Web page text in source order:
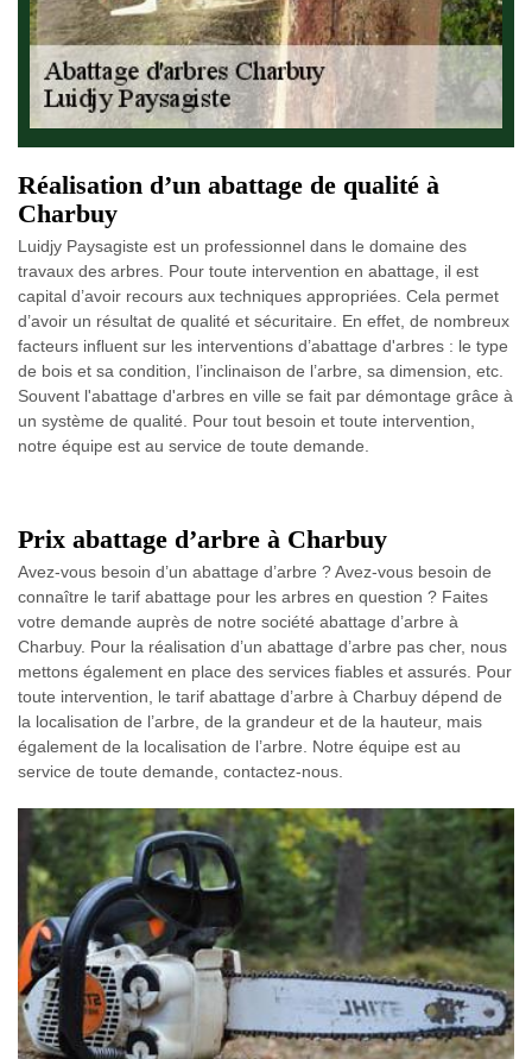
Réalisation d’un abattage de qualité à
Charbuy
Luidjy Paysagiste est un professionnel dans le domaine des
travaux des arbres. Pour toute intervention en abattage, il est
capital d’avoir recours aux techniques appropriées. Cela permet
d’avoir un résultat de qualité et sécuritaire. En effet, de nombreux
facteurs influent sur les interventions d’abattage d'arbres : le type
de bois et sa condition, l’inclinaison de l’arbre, sa dimension, etc.
Souvent l'abattage d'arbres en ville se fait par démontage grâce à
un système de qualité. Pour tout besoin et toute intervention,
notre équipe est au service de toute demande.
Prix abattage d’arbre à Charbuy
Avez-vous besoin d’un abattage d’arbre ? Avez-vous besoin de
connaître le tarif abattage pour les arbres en question ? Faites
votre demande auprès de notre société abattage d’arbre à
Charbuy. Pour la réalisation d’un abattage d’arbre pas cher, nous
mettons également en place des services fiables et assurés. Pour
toute intervention, le tarif abattage d’arbre à Charbuy dépend de
la localisation de l’arbre, de la grandeur et de la hauteur, mais
également de la localisation de l’arbre. Notre équipe est au
service de toute demande, contactez-nous.